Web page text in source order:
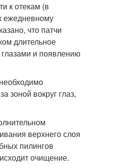
к отекам (в
ежедневному
что патчи
длительное
и появлению
зоной вокруг глаз,
верхнего слоя
пилингов
очищение.